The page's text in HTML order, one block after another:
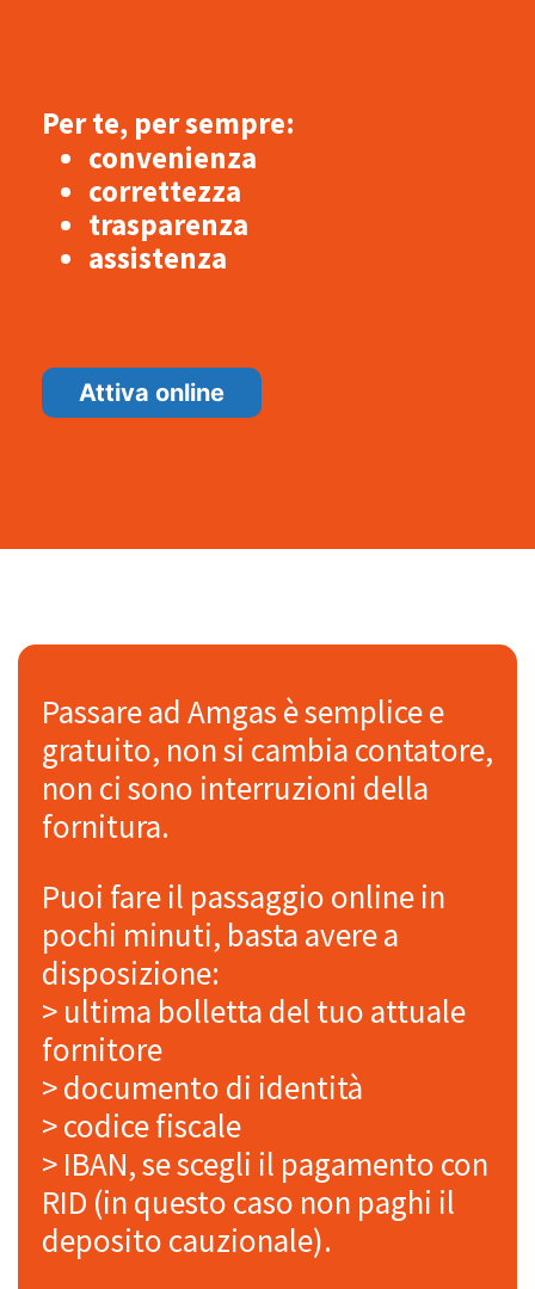
Per te, per sempre:
convenienza
correttezza
trasparenza
assistenza
Attiva online
Passare ad Amgas è semplice e
gratuito, non si cambia contatore,
non ci sono interruzioni della
fornitura.
Puoi fare il passaggio online in
pochi minuti, basta avere a
disposizione:
> ultima bolletta del tuo attuale
fornitore
> documento di identità
> codice fiscale
> IBAN, se scegli il pagamento con
RID (in questo caso non paghi il
deposito cauzionale).